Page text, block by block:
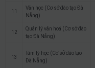
11
Văn học (Cơ sở đào tạo Đà
Nẵng)
12
Quản lý văn hoá (Cơ sở đào
tạo Đà Nẵng)
13
Tâm lý học (Cơ sở đào tạo
Đà Nẵng)